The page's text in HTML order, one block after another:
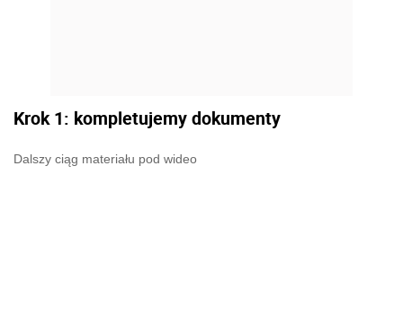
Krok 1: kompletujemy dokumenty
Dalszy ciąg materiału pod wideo